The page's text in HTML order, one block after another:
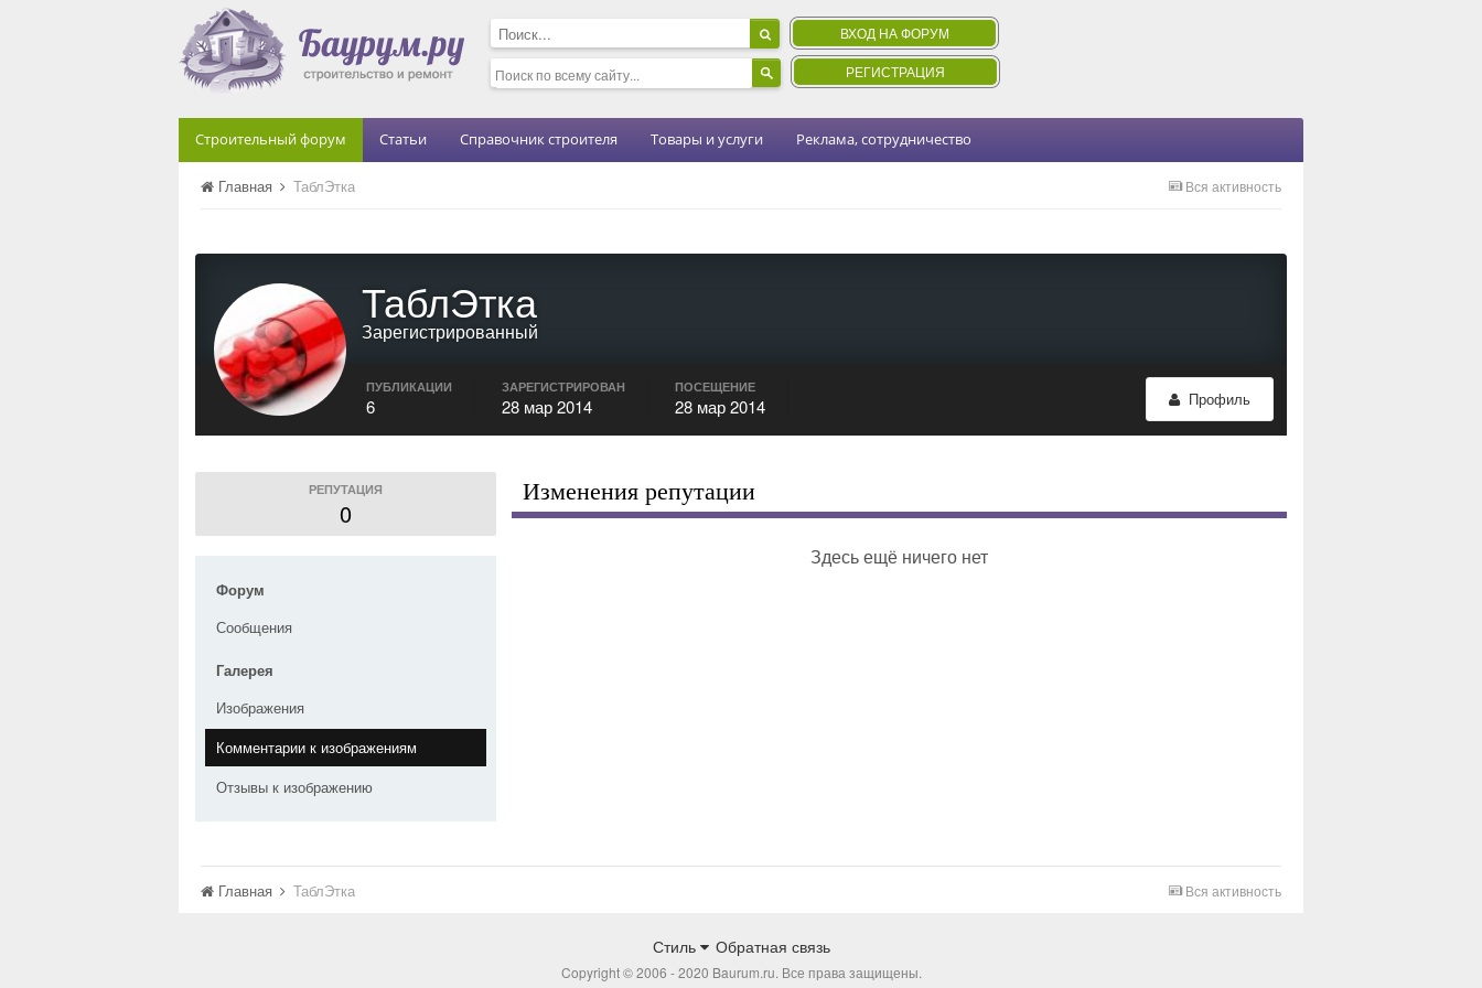
ВХОД НА ФОРУМ
РЕГИСТРАЦИЯ
Строительный форум Статьи Справочник строителя Товары и услуги Реклама, сотрудничество
Вся активность
Главная ТаблЭтка
ТаблЭтка
Зарегистрированный
Профиль
ПУБЛИКАЦИИ
6
ЗАРЕГИСТРИРОВАН
28 мар 2014
ПОСЕЩЕНИЕ
28 мар 2014
РЕПУТАЦИЯ
0
Форум
Сообщения
Галерея
Изображения
Комментарии к изображениям
Отзывы к изображению
Изменения репутации
Здесь ещё ничего нет
Вся активность
Главная ТаблЭтка
Стиль Обратная связь
Copyright © 2006 - 2020 Baurum.ru. Все права защищены.